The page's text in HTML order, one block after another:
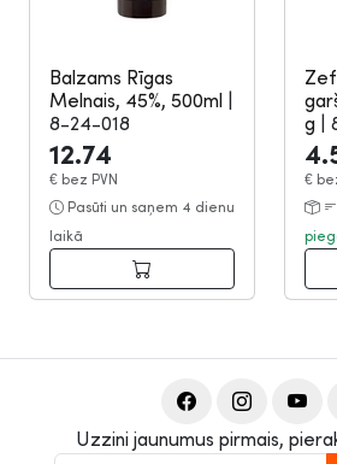
Balzams Rīgas
Melnais, 45%, 500ml
8-24-018
12.74
€ bez PVN
Pasūti un saņem 4 dienu
laikā
g
€
Uzzini jaunumus pirmais,